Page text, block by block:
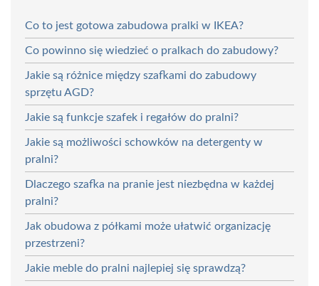
Co to jest gotowa zabudowa pralki w IKEA?
Co powinno się wiedzieć o pralkach do zabudowy?
Jakie są różnice między szafkami do zabudowy
sprzętu AGD?
Jakie są funkcje szafek i regałów do pralni?
Jakie są możliwości schowków na detergenty w
pralni?
Dlaczego szafka na pranie jest niezbędna w każdej
pralni?
Jak obudowa z półkami może ułatwić organizację
przestrzeni?
Jakie meble do pralni najlepiej się sprawdzą?